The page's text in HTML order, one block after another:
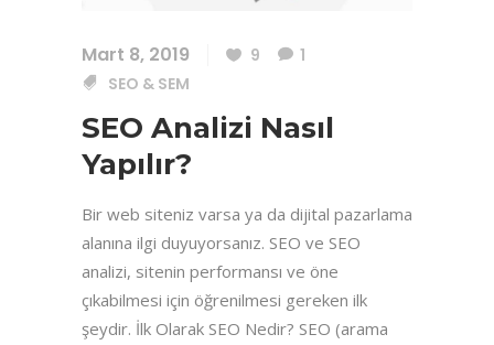
Mart 8, 2019 9
1
SEO & SEM
SEO Analizi Nasıl
Yapılır?
Bir web siteniz varsa ya da dijital pazarlama
alanına ilgi duyuyorsanız. SEO ve SEO
analizi, sitenin performansı ve öne
çıkabilmesi için öğrenilmesi gereken ilk
şeydir. İlk Olarak SEO Nedir? SEO (arama